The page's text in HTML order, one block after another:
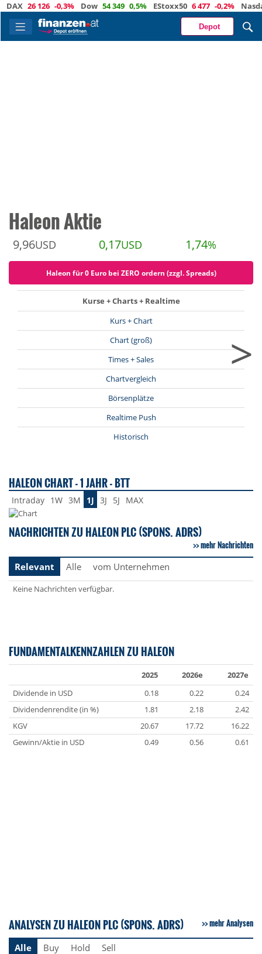
26 126 -0,3% Dow 54 349 0,5% EStoxx50 6 477 -0,2% Nasdaq
Depot
Haleon Aktie
9,96USD 0,17USD 1,74%
Haleon für 0 Euro bei ZERO ordern (zzgl. Spreads)
Kurse + Charts + Realtime
Kurs + Chart
Chart (groß)
Times + Sales
Chartvergleich
Börsenplätze
Realtime Push
Historisch
>
HALEON CHART - 1 JAHR - BTT
Intraday 1W 3M 1J 3J 5J MAX
NACHRICHTEN ZU HALEON PLC (SPONS. ADRS)
mehr Nachrichten
Relevant
Alle vom Unternehmen
Keine Nachrichten verfügbar.
FUNDAMENTALKENNZAHLEN ZU HALEON
2025 2026e
2027e
Dividende in USD
0.18 0.22
0.24
Dividendenrendite (in %)
1.81 2.18
2.42
KGV
20.67 17.72
16.22
Gewinn/Aktie in USD
0.49 0.56 0.61
ANALYSEN ZU HALEON PLC (SPONS. ADRS) mehr Analysen
Alle Buy Hold Sell